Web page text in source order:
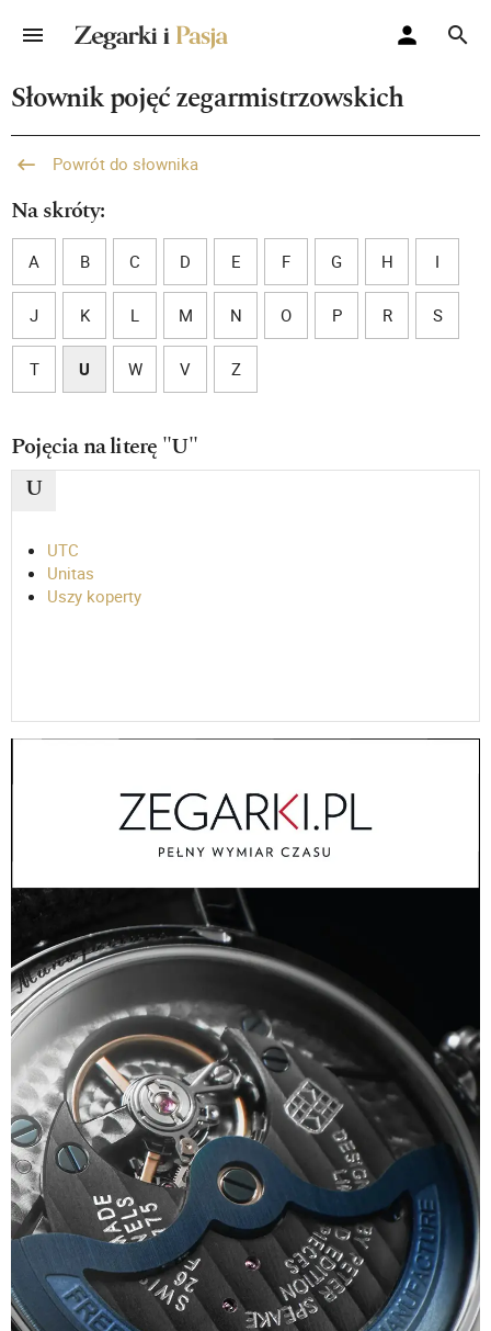
Słownik pojęć zegarmistrzowskich
Powrót do słownika
Na skróty:
A B C D E F G H I
J K L M N O P R S
T U W V Z
Pojęcia na literę "U"
U
UTC
Unitas
Uszy koperty